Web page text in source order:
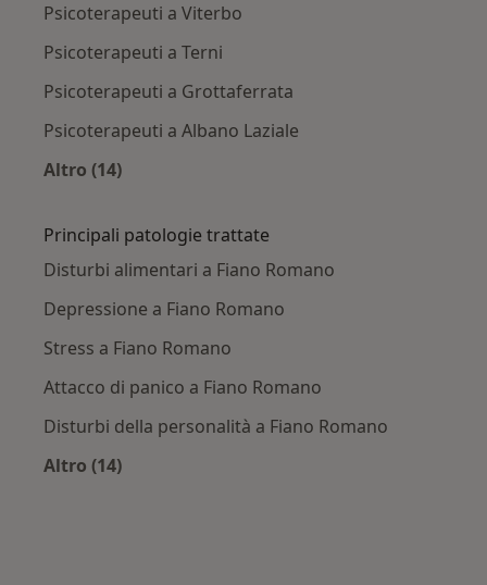
Psicoterapeuti a Viterbo
Psicoterapeuti a Terni
Psicoterapeuti a Grottaferrata
Psicoterapeuti a Albano Laziale
Altro (14)
Principali patologie trattate
Disturbi alimentari a Fiano Romano
Depressione a Fiano Romano
Stress a Fiano Romano
Attacco di panico a Fiano Romano
Disturbi della personalità a Fiano Romano
Altro (14)